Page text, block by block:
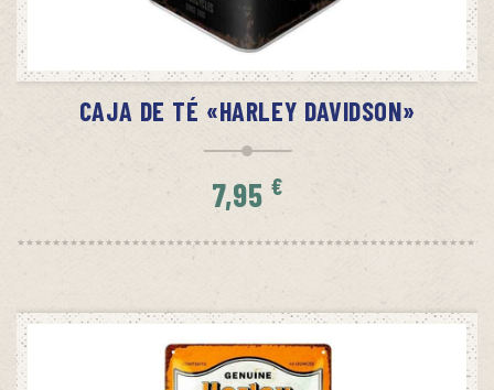
AVÍSAME CUANDO HAYA STOCK
CAJA DE TÉ «HARLEY DAVIDSON»
7,95 €